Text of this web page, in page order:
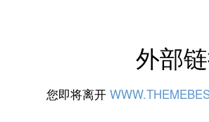
外部
您即将离开